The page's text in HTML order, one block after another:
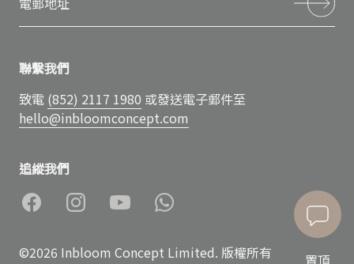
聯繫我們
致電 (852) 2117 1980 或發送電子郵件至
hello@inbloomconcept.com
追縱我們
©2026 Inbloom Concept Limited. 版權所有 置頂